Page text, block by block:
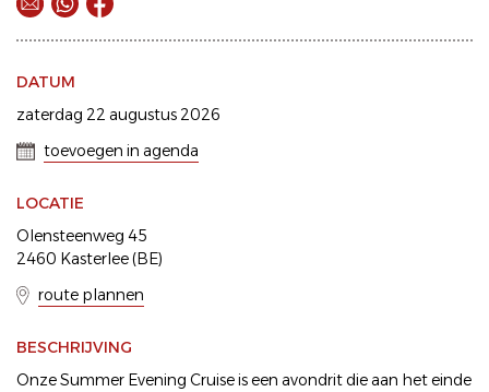
DATUM
zaterdag 22 augustus 2026
toevoegen in agenda
LOCATIE
Olensteenweg 45
2460 Kasterlee (BE)
route plannen
BESCHRIJVING
Onze Summer Evening Cruise is een avondrit die aan het einde